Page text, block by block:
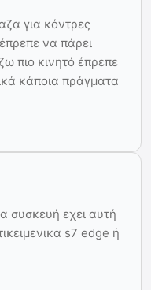
για κόντρες
να πάρει
πιο κινητό έπρεπε
κάποια πράγματα
συσκευή εχει αυτή
s7 edge ή